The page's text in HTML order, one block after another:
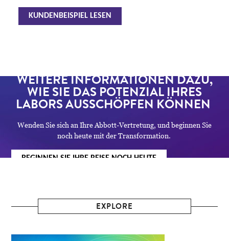
KUNDENBEISPIEL LESEN
WEITERE INFORMATIONEN DAZU,
WIE SIE DAS POTENZIAL IHRES
LABORS AUSSCHÖPFEN KÖNNEN
Wenden Sie sich an Ihre Abbott-Vertretung, und beginnen Sie
noch heute mit der Transformation.
BEGINNEN SIE IHRE REISE NOCH HEUTE
EXPLORE